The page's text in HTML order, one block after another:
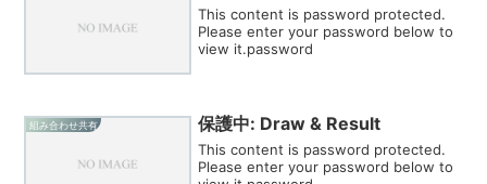
This content is password protected.
Please enter your password below to
view it.password
組み合わせ共有 保護中: Draw & Result
This content is password protected.
Please enter your password below to